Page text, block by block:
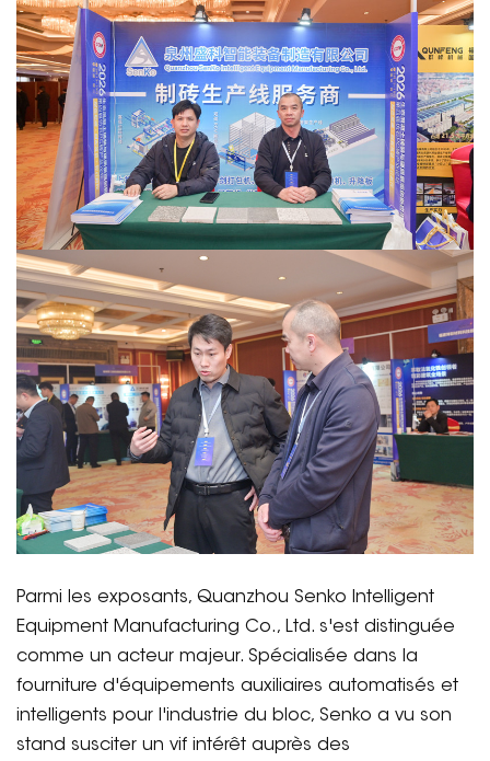
Parmi les exposants, Quanzhou Senko Intelligent
Equipment Manufacturing Co., Ltd. s'est distinguée
comme un acteur majeur. Spécialisée dans la
fourniture d'équipements auxiliaires automatisés et
intelligents pour l'industrie du bloc, Senko a vu son
stand susciter un vif intérêt auprès des